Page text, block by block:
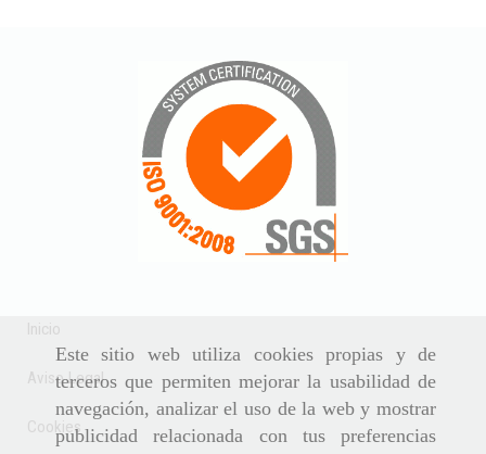
Este sitio web utiliza cookies propias y de
terceros que permiten mejorar la usabilidad de
navegación, analizar el uso de la web y mostrar
publicidad relacionada con tus preferencias
Inicio
Aviso Legal
Cookies